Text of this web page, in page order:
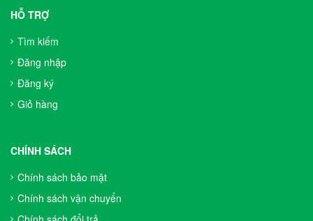
HỖ TRỢ
Tìm kiếm
Đăng nhập
Đăng ký
Giỏ hàng
CHÍNH SÁCH
Chính sách bảo mật
Chính sách vận chuyển